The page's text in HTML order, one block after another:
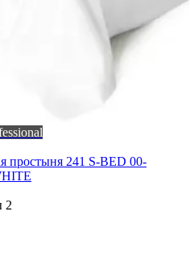
простыня 241 S-BED 00-
2